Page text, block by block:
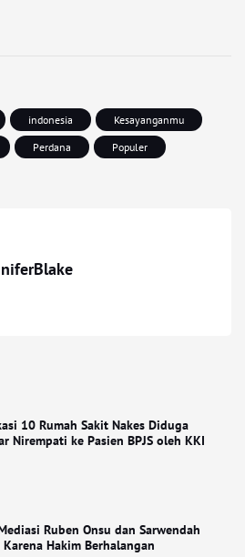
indonesia
Kesayanganmu
Perdana
Populer
10 Rumah Sakit Nakes Diduga
Nirempati ke Pasien BPJS oleh KKI
Ruben Onsu dan Sarwendah
Hakim Berhalangan